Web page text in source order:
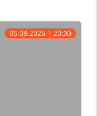
05.08.2026 | 20:30